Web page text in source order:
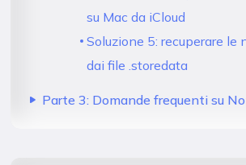
su Mac da iCloud
Soluzione 5: recuperare le
dai file .storedata
Parte 3: Domande frequenti su